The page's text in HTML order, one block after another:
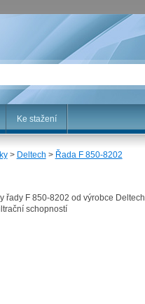
Ke stažení
> Deltech > Řada F 850-8202
řady F 850-8202 od výrobce Deltech
schopností